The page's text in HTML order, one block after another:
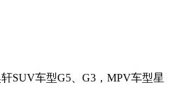
SUV车型G5、G3，MPV车型星